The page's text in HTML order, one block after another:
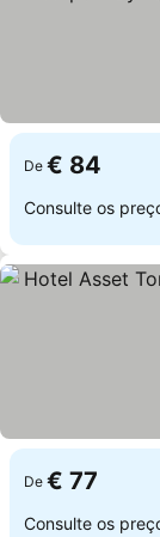
De € 84
Consulte os
De € 77
Consulte os